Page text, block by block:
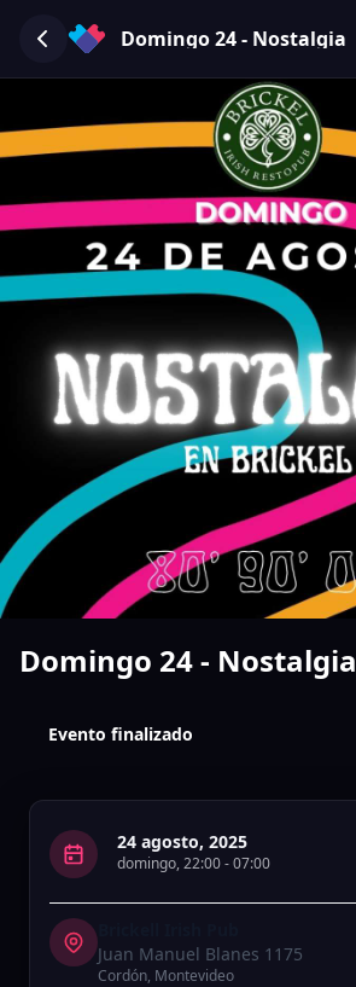
Domingo 24 - Nostalgia
Domingo 24 - Nostalgia
Evento finalizado
24 agosto, 2025
domingo,22:00-07:00
Juan Manuel Blanes 1175
Cordón, Montevideo